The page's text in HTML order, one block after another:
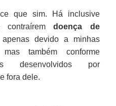
que sim. Há inclusive
contraíremdoença de
devido a minhas
mas também conforme
desenvolvidos por
fora dele.